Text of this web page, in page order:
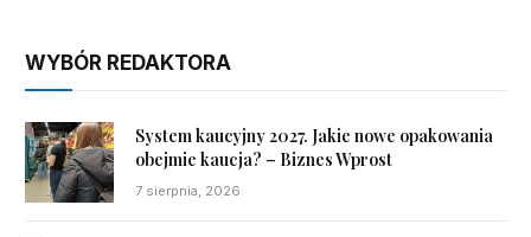
WYBÓR REDAKTORA
System kaucyjny 2027. Jakie nowe opakowania
obejmie kaucja? – Biznes Wprost
7 sierpnia, 2026